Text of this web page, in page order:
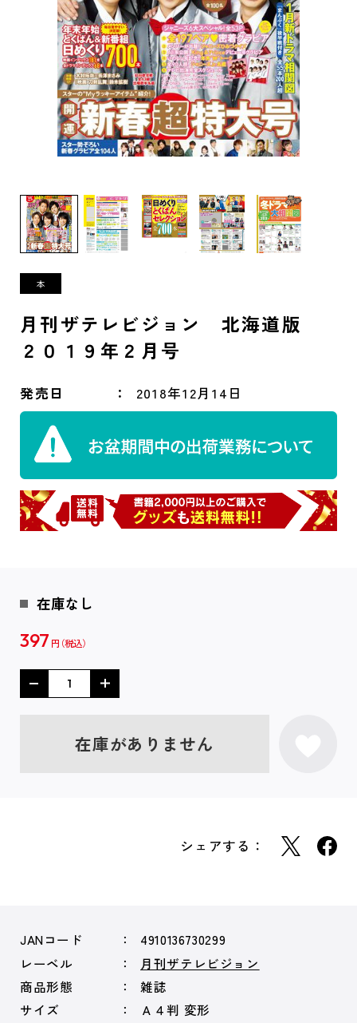
月刊ザテレビジョン 北海道版
２０１９年２月号
発売日 2018年12月14日
在庫なし
397 円
在庫がありません
シェアする：
JANコード
4910136730299
レーベル
月刊ザテレビジョン
商品形態
雑誌
サイズ
Ａ４判 変形